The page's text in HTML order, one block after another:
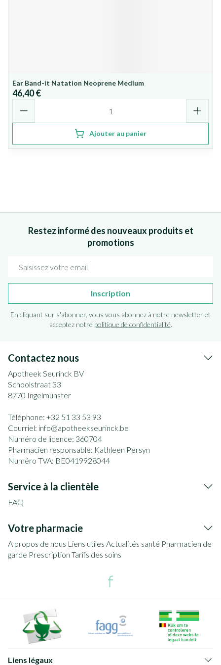
Ear Band-it Natation Neoprene Medium
46,40 €
Ajouter au panier
Restez informé des nouveaux produits et
promotions
Inscription
En cliquant sur s'abonner, vous vous abonnez à notre newsletter et
acceptez notre politique de confidentialité.
Contactez nous
Apotheek Seurinck BV
Schoolstraat 33
8770 Ingelmunster
Téléphone: +32 51 33 53 93
Courriel: info@apotheekseurinck.be
Numéro de licence: 360704
Pharmacien responsable: Kathleen Persyn
Numéro TVA: BE0419928044
Service à la clientèle
FAQ
Votre pharmacie
A propos de nous Liens utiles Actualités santé Pharmacien de
garde Prescription Tarifs des soins
Liens légaux